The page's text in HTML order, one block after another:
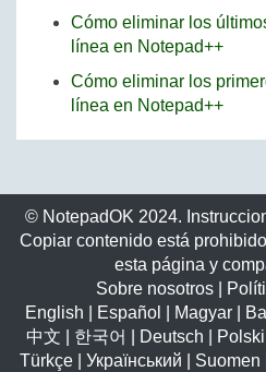
Cómo eliminar los
línea en Notepad++
Cómo eliminar los
línea en Notepad++
© NotepadOK 2024.
Copiar contenido está
esta página y
Sobre nosotros|
English
Español Magyar|
中文
한국어 Deutsch Polski
Türkçe
Український Suomen